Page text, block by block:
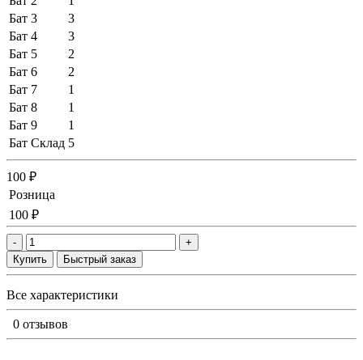
Бат 3
3
Бат 4
3
Бат 5
2
Бат 6
2
Бат 7
1
Бат 8
1
Бат 9
1
Бат Склад 5
100 ₽
Розница
100 ₽
-
+
Купить
Быстрый заказ
Все характеристики
0 отзывов